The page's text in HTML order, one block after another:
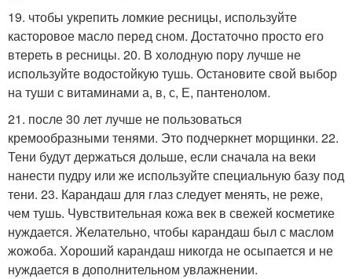
19. чтобы укрепить ломкие ресницы, используйте
касторовое масло перед сном. Достаточно просто его
втереть в ресницы. 20. В холодную пору лучше не
используйте водостойкую тушь. Остановите свой выбор
на туши с витаминами а, в, с, Е, пантенолом.
21. после 30 лет лучше не пользоваться
кремообразными тенями. Это подчеркнет морщинки. 22.
Тени будут держаться дольше, если сначала на веки
нанести пудру или же используйте специальную базу под
тени. 23. Карандаш для глаз следует менять, не реже,
чем тушь. Чувствительная кожа век в свежей косметике
нуждается. Желательно, чтобы карандаш был с маслом
жожоба. Хороший карандаш никогда не осыпается и не
нуждается в дополнительном увлажнении.